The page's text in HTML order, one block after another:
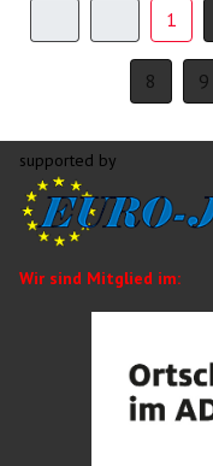
1
8 9
supported by
Wir sind Mitglied im: